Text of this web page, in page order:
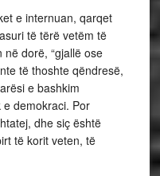
e internuan, qarqet
të tërë vetëm të
dorë, “gjallë ose
të thoshte qëndresë,
e bashkim
demokraci. Por
dhe siç është
të korit veten, të